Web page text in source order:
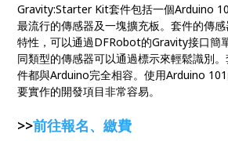
Gravity:Starter Kit套件包括一個Arduino
最流行的傳感器及一塊擴充板。套件的傳
特性，可以通過DFRobot的Gravity接口簡
同類型的傳感器可以通過標示來輕鬆識別
件都與Arduino完全相容。使用Arduino
要實作的開發項目非常容易。
>>前往報名、繳費